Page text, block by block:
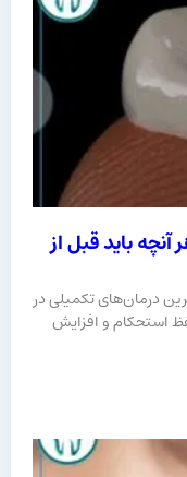
باید قبل از
درمان‌های تکمیلی در
استحکام و افزایش